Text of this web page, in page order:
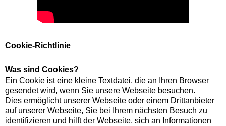
Cookie-Richtlinie
Was sind Cookies?
Ein Cookie ist eine kleine Textdatei, die an Ihren Browser
gesendet wird, wenn Sie unsere Webseite besuchen.
Dies ermöglicht unserer Webseite oder einem Drittanbieter
auf unserer Webseite, Sie bei Ihrem nächsten Besuch zu
identifizieren und hilft der Webseite, sich an Informationen